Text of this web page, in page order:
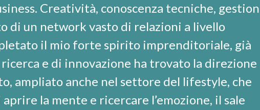
Creatività, conoscenza tecniche,
di un network vasto di relazioni a livello
il mio forte spirito imprenditoriale, già
e di innovazione ha trovato la direzione
ampliato anche nel settore del lifestyle, che
la mente e ricercare l’emozione, il sale